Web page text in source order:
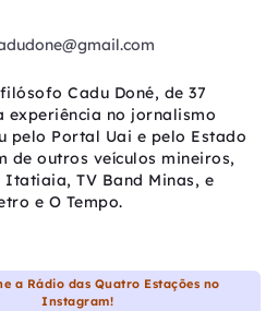
Cadu Doné, de 37
experiência no jornalismo
pelo Portal Uai e pelo Estado
de outros veículos mineiros,
Itatiaia, TV Band Minas, e
e O Tempo.
a Rádio das Quatro Estações no
Instagram!